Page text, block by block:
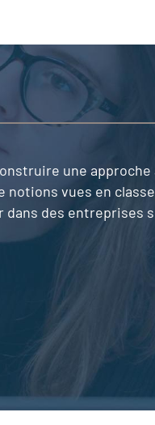
une
vues en
des entreprises